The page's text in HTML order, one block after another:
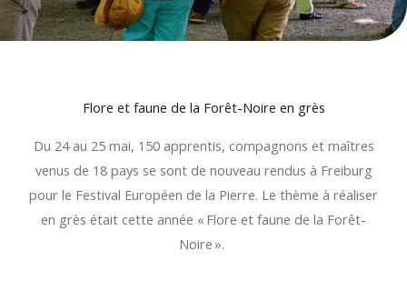
Flore et faune de la Forêt-Noire en grès
Du 24 au 25 mai, 150 apprentis, compagnons et maîtres
venus de 18 pays se sont de nouveau rendus à Freiburg
pour le Festival Européen de la Pierre. Le thème à réaliser
en grès était cette année « Flore et faune de la Forêt-
Noire ».